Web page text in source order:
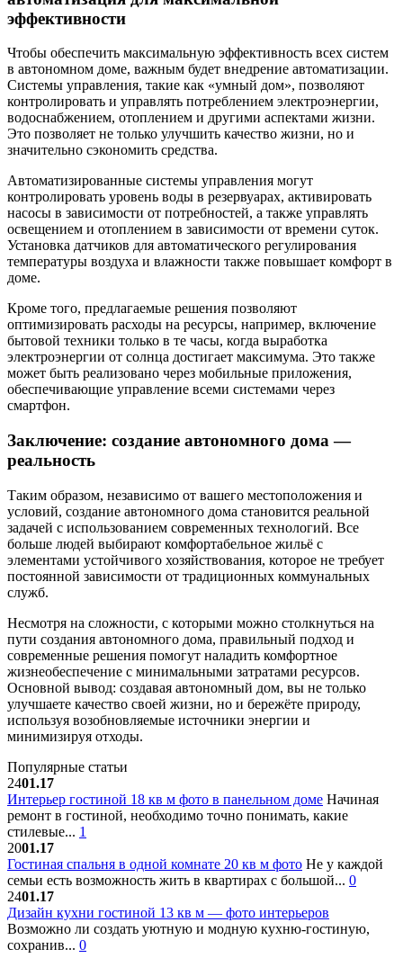
эффективности
Чтобы обеспечить максимальную эффективность всех систем
в автономном доме, важным будет внедрение автоматизации.
Системы управления, такие как «умный дом», позволяют
контролировать и управлять потреблением электроэнергии,
водоснабжением, отоплением и другими аспектами жизни.
Это позволяет не только улучшить качество жизни, но и
значительно сэкономить средства.
Автоматизированные системы управления могут
контролировать уровень воды в резервуарах, активировать
насосы в зависимости от потребностей, а также управлять
освещением и отоплением в зависимости от времени суток.
Установка датчиков для автоматического регулирования
температуры воздуха и влажности также повышает комфорт в
доме.
Кроме того, предлагаемые решения позволяют
оптимизировать расходы на ресурсы, например, включение
бытовой техники только в те часы, когда выработка
электроэнергии от солнца достигает максимума. Это также
может быть реализовано через мобильные приложения,
обеспечивающие управление всеми системами через
смартфон.
Заключение: создание автономного дома —
реальность
Таким образом, независимо от вашего местоположения и
условий, создание автономного дома становится реальной
задачей с использованием современных технологий. Все
больше людей выбирают комфортабельное жильё с
элементами устойчивого хозяйствования, которое не требует
постоянной зависимости от традиционных коммунальных
служб.
Несмотря на сложности, с которыми можно столкнуться на
пути создания автономного дома, правильный подход и
современные решения помогут наладить комфортное
жизнеобеспечение с минимальными затратами ресурсов.
Основной вывод: создавая автономный дом, вы не только
улучшаете качество своей жизни, но и бережёте природу,
используя возобновляемые источники энергии и
минимизируя отходы.
Популярные статьи
2401.17
Интерьер гостиной 18 кв м фото в панельном доме Начиная
ремонт в гостиной, необходимо точно понимать, какие
стилевые... 1
2001.17
Гостиная спальня в одной комнате 20 кв м фото Не у каждой
семьи есть возможность жить в квартирах с большой... 0
2401.17
Дизайн кухни гостиной 13 кв м — фото интерьеров
Возможно ли создать уютную и модную кухню-гостиную,
сохранив... 0